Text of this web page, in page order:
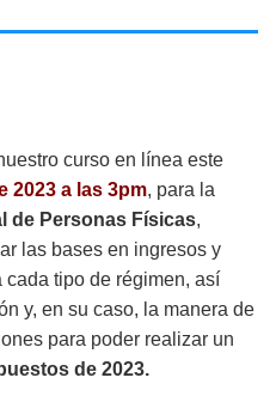
curso en línea este
2023 a las 3pm, para la
de Personas Físicas,
las bases en ingresos y
tipo de régimen, así
y, en su caso, la manera de
para poder realizar un
de 2023.